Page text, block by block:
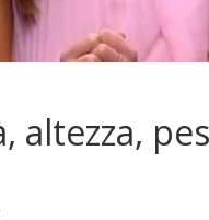
altezza,